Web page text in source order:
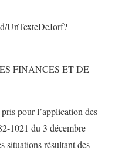
UnTexteDeJorf?
FINANCES ET DE
pour l’application des
1021 du 3 décembre
situations résultant des